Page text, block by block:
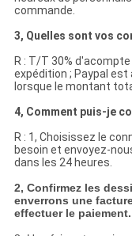
commande.
3, Quelles sont vos
R : T/T 30%
expédition ; Paypal
lorsque le montant
4, Comment puis-je
R : 1, Choisissez le
besoin et envoyez-
dans les 24 heures.
2, Confirmez les
enverrons une
effectuer le paiement.